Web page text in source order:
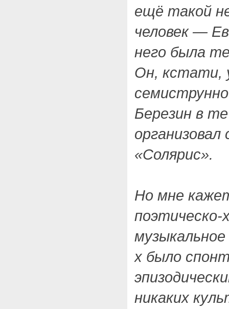
ещё такой
человек —
него была
Он, кстати,
Березин в
организовал
«Солярис».
Но мне
поэтическо-
х было
никаких